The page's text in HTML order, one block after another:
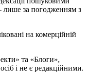
за погодженням з
на комерційній
та «Блоги»,
і не є редакційними.